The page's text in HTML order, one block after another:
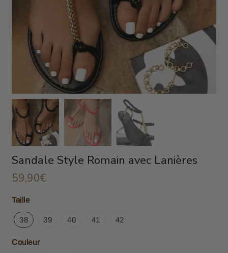
Sandale Style Romain avec Lanières
59,90€
price
Taille
38 39 40 41 42
Couleur